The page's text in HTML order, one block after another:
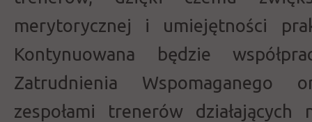
merytorycznej i umiejętności
Kontynuowana będzie
Zatrudnienia Wspomaganego
zespołami trenerów